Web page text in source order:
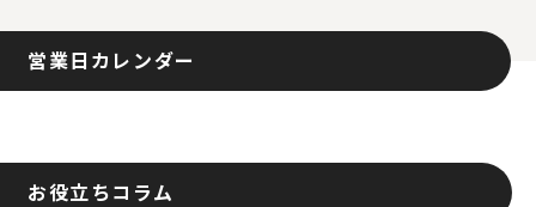
営業日カレンダー
お役立ちコラム